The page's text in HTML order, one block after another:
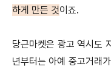
하게 만든 것이죠.
당근마켓은 광고 역시도
년부터는 아예 중고거래